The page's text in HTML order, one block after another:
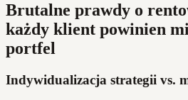
Brutalne prawdy o
każdy klient powinien
portfel
Indywidualizacja strategii vs.